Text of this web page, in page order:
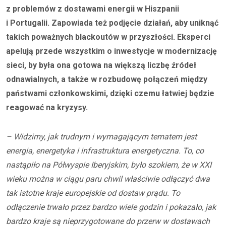
z problemów z dostawami energii w Hiszpanii
i Portugalii. Zapowiada też podjęcie działań, aby uniknąć
takich poważnych blackoutów w przyszłości. Eksperci
apelują przede wszystkim o inwestycje w modernizację
sieci, by była ona gotowa na większą liczbę źródeł
odnawialnych, a także w rozbudowę połączeń między
państwami członkowskimi, dzięki czemu łatwiej będzie
reagować na kryzysy.
– Widzimy, jak trudnym i wymagającym tematem jest
energia, energetyka i infrastruktura energetyczna. To, co
nastąpiło na Półwyspie Iberyjskim, było szokiem, że w XXI
wieku można w ciągu paru chwil właściwie odłączyć dwa
tak istotne kraje europejskie od dostaw prądu. To
odłączenie trwało przez bardzo wiele godzin i pokazało, jak
bardzo kraje są nieprzygotowane do przerw w dostawach